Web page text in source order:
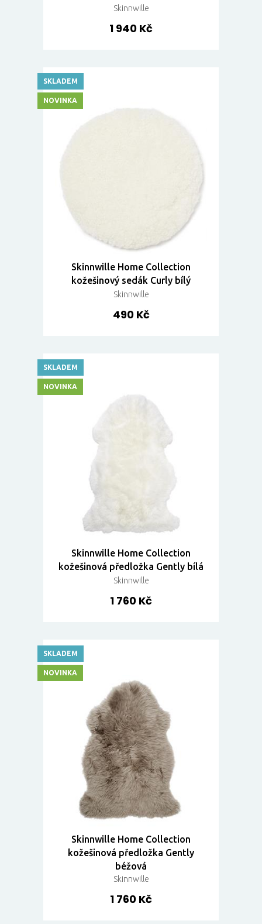
Skinnwille
1 940 Kč
Skinnwille Home Collection
kožešinový sedák Curly bílý
Skinnwille
490 Kč
SKLADEM
NOVINKA
Skinnwille Home Collection
kožešinová předložka Gently bílá
Skinnwille
1 760 Kč
SKLADEM
NOVINKA
Skinnwille Home Collection
kožešinová předložka Gently
béžová
Skinnwille
1 760 Kč
SKLADEM
NOVINKA